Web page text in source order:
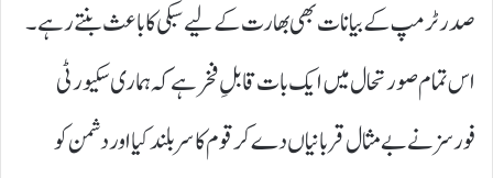
صدر ٹرمپ کے بیانات بھی بھارت کے لیے سبکی کا باعث بنتے رہے۔
اس تمام صورتحال میں ایک بات قابلِ فخر ہے کہ ہماری سکیورٹی
فورسز نے بے مثال قربانیاں دے کر قوم کا سر بلند کیا اور دشمن کو